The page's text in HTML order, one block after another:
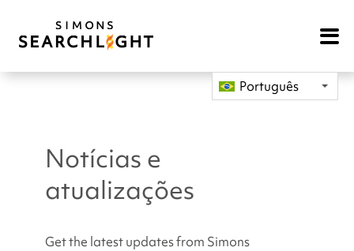
Open
Português
Notícias e
atualizações
Get the latest updates from Simons